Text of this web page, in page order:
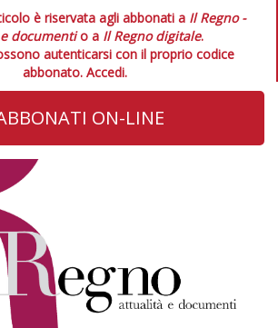
è riservata agli abbonati a Il Regno -
documentio a Il Regno digitale.
autenticarsi con il proprio codice
abbonato. Accedi.
ON-LINE